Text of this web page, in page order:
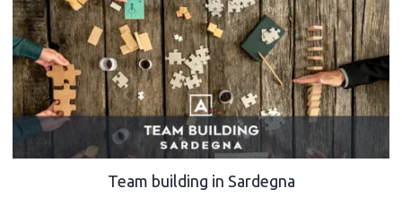
Team building in Sardegna